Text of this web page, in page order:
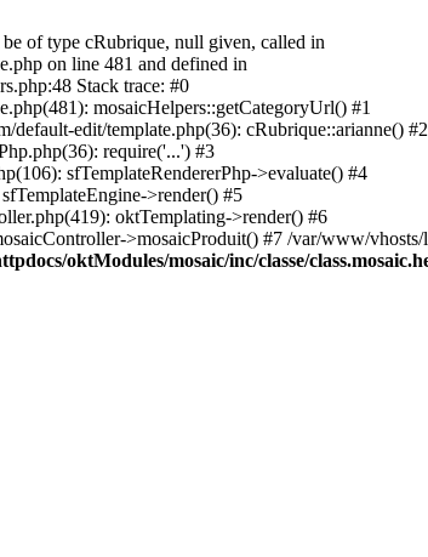
of type cRubrique, null given, called in
on line 481 and defined in
Stack trace: #0
mosaicHelpers::getCategoryUrl() #1
default-edit/template.php(36): cRubrique::arianne() #2
require('...') #3
sfTemplateRendererPhp->evaluate() #4
>render() #5
oktTemplating->render() #6
>mosaicProduit() #7 /var/www/
oktModules/mosaic/inc/classe/